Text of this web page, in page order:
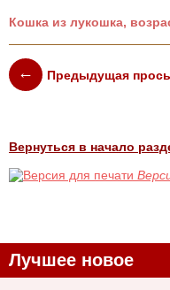
Кошка из лукошка,
Предыдущая
Вернуться в начало
Лучшее новое